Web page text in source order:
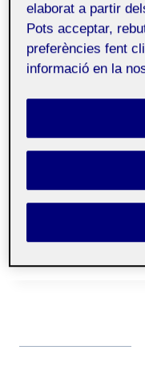
premisa:en el
tomar
medios necesarios
de este juego
Así pues, en esta
móvil y algunos de
¡los amigos son
y sin rudiosos
accesible y menos
elaborat a partir
Pots acceptar,
preferències fent
informació en la